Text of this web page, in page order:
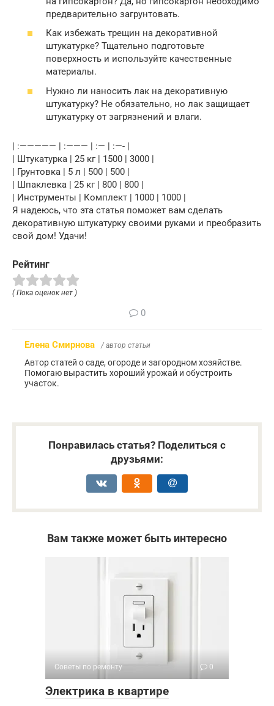
предварительно загрунтовать.
Как избежать трещин на декоративной
штукатурке? Тщательно подготовьте
поверхность и используйте качественные
материалы.
Нужно ли наносить лак на декоративную
штукатурку? Не обязательно, но лак защищает
штукатурку от загрязнений и влаги.
| :————— | :——— | :— | :—- |
| Штукатурка | 25 кг | 1500 | 3000 |
| Грунтовка | 5 л | 500 | 500 |
| Шпаклевка | 25 кг | 800 | 800 |
| Инструменты | Комплект | 1000 | 1000 |
Я надеюсь, что эта статья поможет вам сделать
декоративную штукатурку своими руками и преобразить
свой дом! Удачи!
Рейтинг
( Пока оценок нет )
0
Елена Смирнова / автор статьи
Автор статей о саде, огороде и загородном хозяйстве.
Помогаю вырастить хороший урожай и обустроить
участок.
Понравилась статья? Поделиться с
друзьями:
Вам также может быть интересно
Советы по ремонту 0
Электрика в квартире